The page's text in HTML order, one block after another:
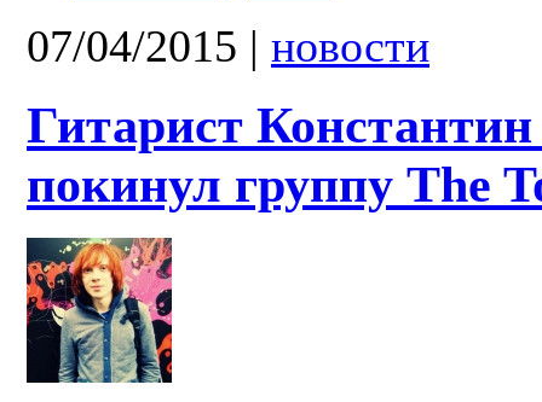
07/04/2015 | новости
Гитарист
покинул группу The